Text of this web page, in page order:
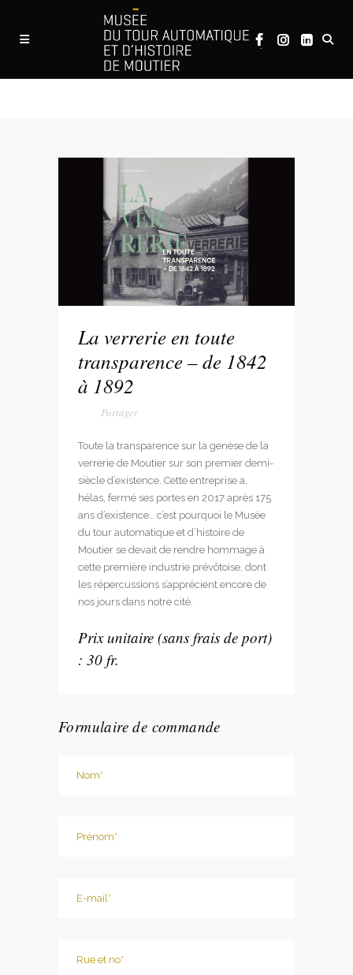
La verrerie en toute
transparence – de 1842
à 1892
Toute la transparence sur la genèse de la
verrerie de Moutier sur son premier demi-
siècle d’existence. Cette entreprise a,
hélas, fermé ses portes en 2017 après 175
ans d’existence… c’est pourquoi le Musée
du tour automatique et d’histoire de
Moutier se devait de rendre hommage à
cette première industrie prévôtoise, dont
les répercussions s’apprécient encore de
nos jours dans notre cité.
Prix unitaire (sans frais de port)
: 30 fr.
Formulaire de commande